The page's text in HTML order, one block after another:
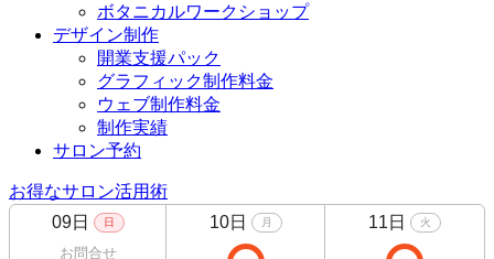
ボタニカルワークショップ
デザイン制作
開業支援パック
グラフィック制作料金
ウェブ制作料金
制作実績
サロン予約
お得なサロン活用術